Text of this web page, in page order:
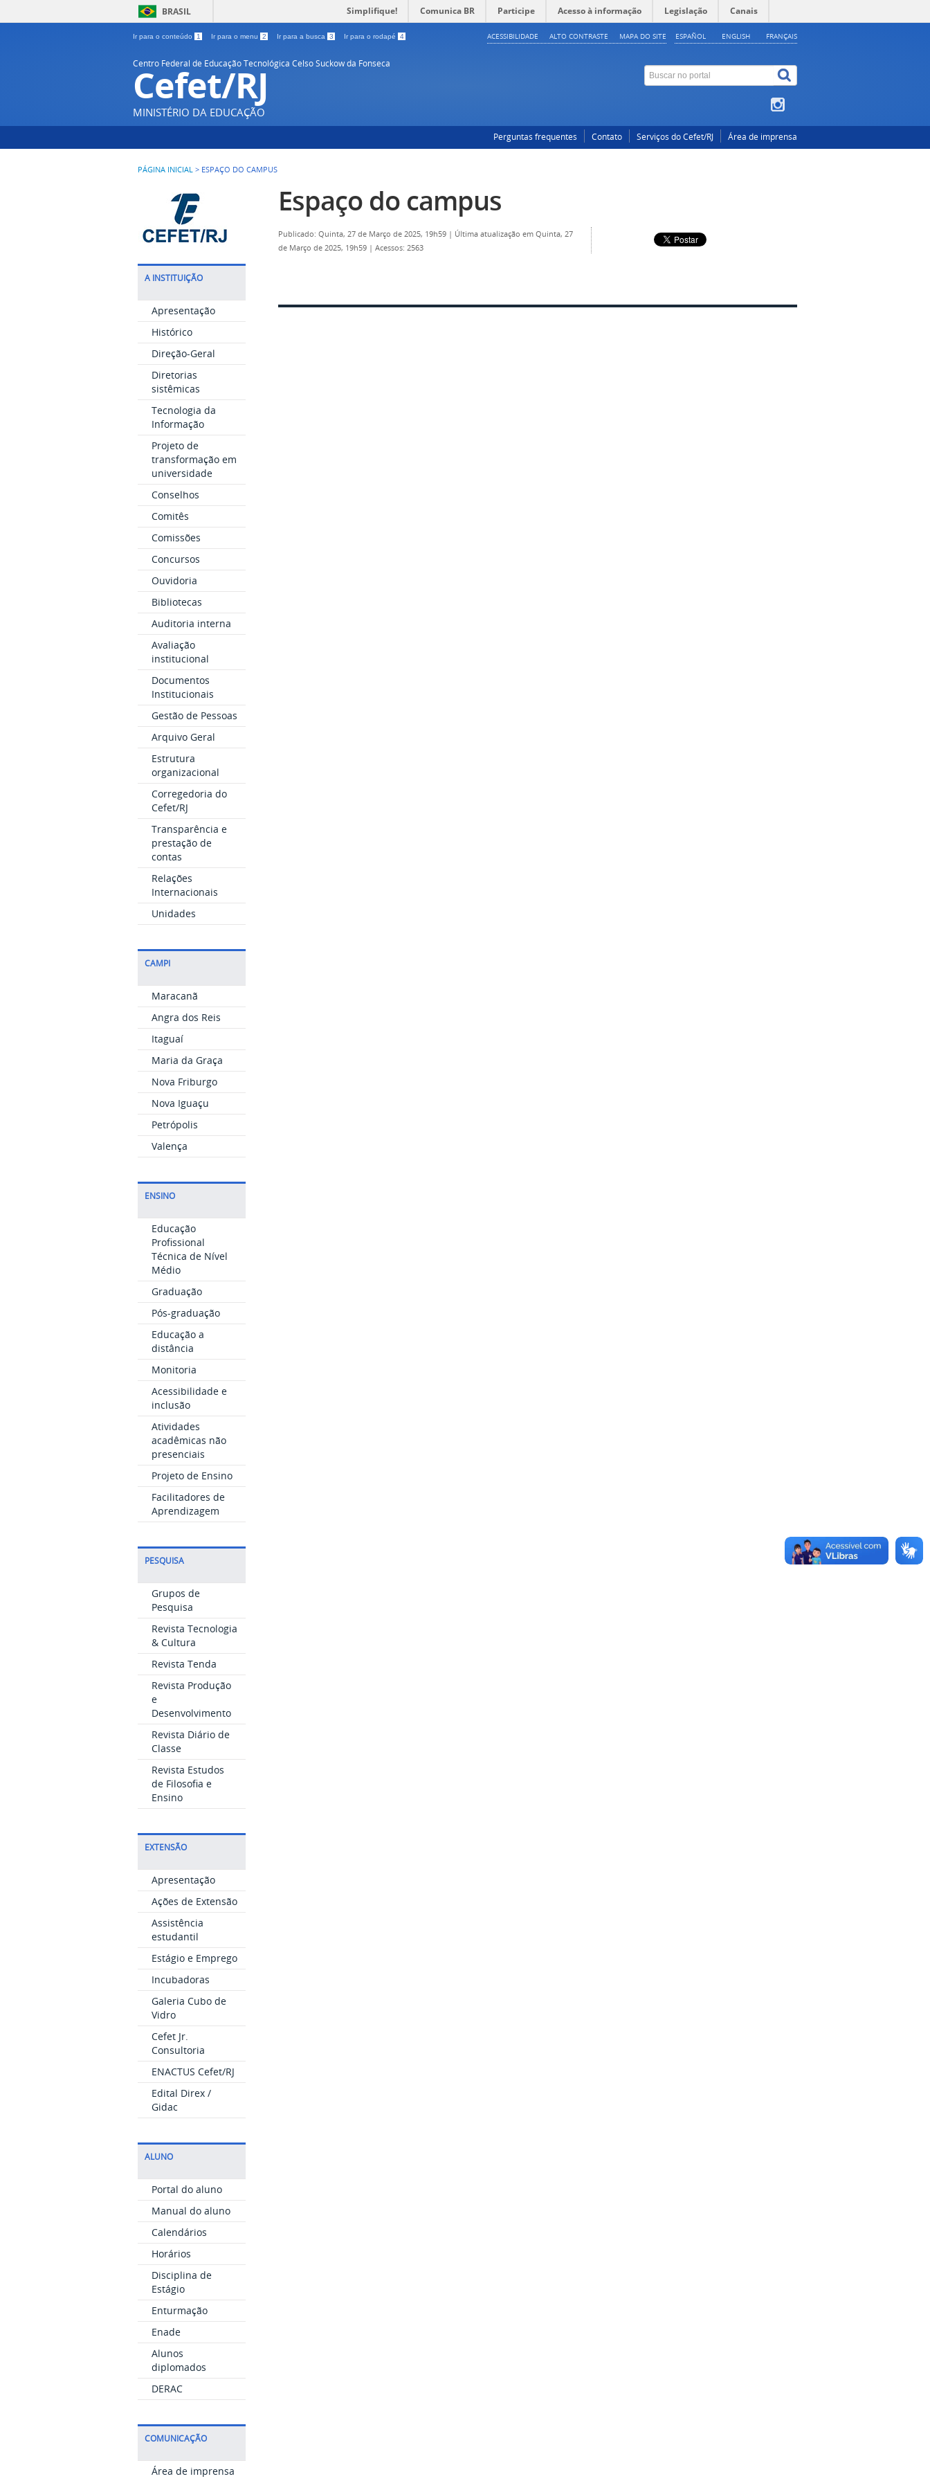
BRASIL Simplifique! Comunica BR Participe Acesso à informação Legislação Canais
Ir para o conteúdo 1 Ir para o menu 2 Ir para a busca 3 Ir para o rodapé 4 ESPAÑOL ENGLISH FRANÇAIS
ACESSIBILIDADE ALTO CONTRASTE MAPA DO SITE
Centro Federal de Educação Tecnológica Celso Suckow da Fonseca
Cefet/RJ
MINISTÉRIO DA EDUCAÇÃO
Perguntas frequentes Contato Serviços do Cefet/RJ Área de imprensa
PÁGINA INICIAL > ESPAÇO DO CAMPUS
A INSTITUIÇÃO
Apresentação
Histórico
Direção-Geral
Diretorias
sistêmicas
Tecnologia da
Informação
Projeto de
transformação em
universidade
Conselhos
Comitês
Comissões
Concursos
Ouvidoria
Bibliotecas
Auditoria interna
Avaliação
institucional
Documentos
Institucionais
Gestão de Pessoas
Arquivo Geral
Estrutura
organizacional
Corregedoria do
Cefet/RJ
Transparência e
prestação de
contas
Relações
Internacionais
Unidades
CAMPI
Maracanã
Angra dos Reis
Itaguaí
Maria da Graça
Nova Friburgo
Nova Iguaçu
Petrópolis
Valença
ENSINO
Educação
Profissional
Técnica de Nível
Médio
Graduação
Pós-graduação
Educação a
distância
Monitoria
Acessibilidade e
inclusão
Atividades
acadêmicas não
presenciais
Projeto de Ensino
Facilitadores de
Aprendizagem
PESQUISA
Grupos de
Pesquisa
Revista Tecnologia
& Cultura
Revista Tenda
Revista Produção
e
Desenvolvimento
Revista Diário de
Classe
Revista Estudos
de Filosofia e
Ensino
EXTENSÃO
Apresentação
Ações de Extensão
Assistência
estudantil
Estágio e Emprego
Incubadoras
Galeria Cubo de
Vidro
Cefet Jr.
Consultoria
ENACTUS Cefet/RJ
Edital Direx /
Gidac
ALUNO
Portal do aluno
Manual do aluno
Calendários
Horários
Disciplina de
Estágio
Enturmação
Enade
Alunos
diplomados
DERAC
COMUNICAÇÃO
Área de imprensa
Espaço do campus
Publicado: Quinta, 27 de Março de 2025, 19h59 | Última atualização em Quinta, 27
de Março de 2025, 19h59 | Acessos: 2563